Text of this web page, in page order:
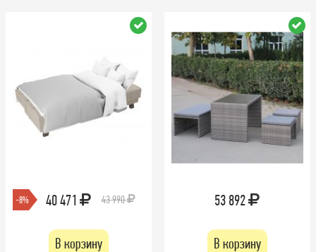
-8% 40 471 43 990
В корзину
53 892
В корзину